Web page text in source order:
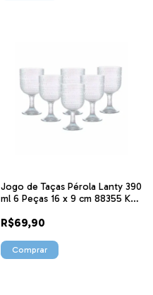
Jogo de Taças Pérola Lanty 390
ml 6 Peças 16 x 9 cm 88355 Ke
R$69,90